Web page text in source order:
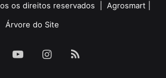
os direitos reservados | Agrosmart |
Árvore do Site
YouTubeInstagram